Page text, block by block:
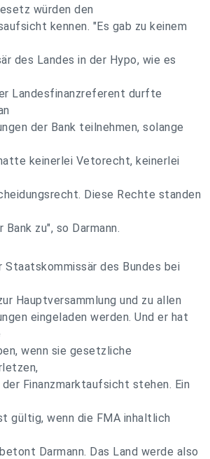
würden den
kennen. "Es gab zu keinem
des Landes in der Hypo, wie es
Landesfinanzreferent durfte
der Bank teilnehmen, solange
keinerlei Vetorecht, keinerlei
Diese Rechte standen
zu", so Darmann.
Staatskommissär des Bundes bei
Hauptversammlung und zu allen
eingeladen werden. Und er hat
wenn sie gesetzliche
Finanzmarktaufsicht stehen. Ein
gültig, wenn die FMA inhaltlich
Darmann. Das Land werde also